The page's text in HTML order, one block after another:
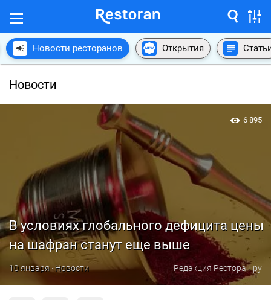
Новости ресторанов Открытия
Новости
В условиях глобального дефицита цены
на шафран станут еще выше
10 января · Новости Редакция Ресторан.ру
6 895